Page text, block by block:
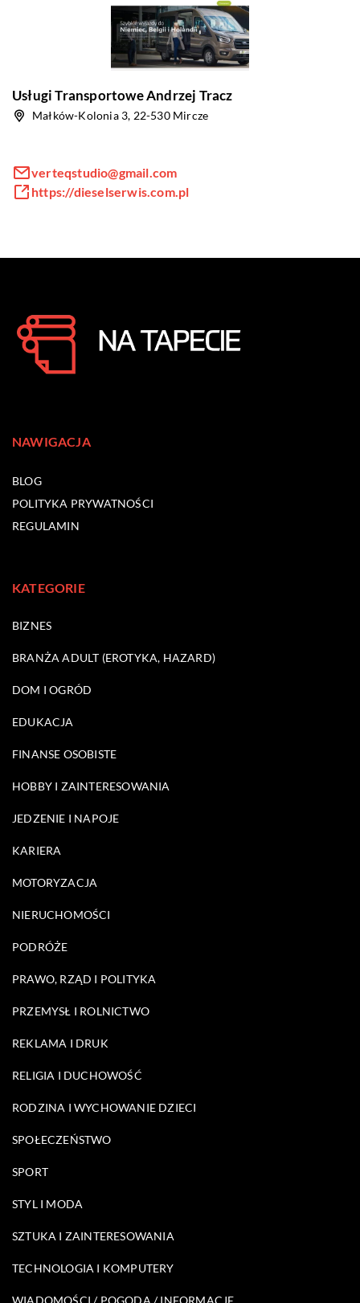
Usługi Transportowe Andrzej Tracz
Małków-Kolonia 3, 22-530 Mircze
verteqstudio@gmail.com
https://dieselserwis.com.pl
NAWIGACJA
BLOG
POLITYKA PRYWATNOŚCI
REGULAMIN
KATEGORIE
BIZNES
BRANŻA ADULT (EROTYKA, HAZARD)
DOM I OGRÓD
EDUKACJA
FINANSE OSOBISTE
HOBBY I ZAINTERESOWANIA
JEDZENIE I NAPOJE
KARIERA
MOTORYZACJA
NIERUCHOMOŚCI
PODRÓŻE
PRAWO, RZĄD I POLITYKA
PRZEMYSŁ I ROLNICTWO
REKLAMA I DRUK
RELIGIA I DUCHOWOŚĆ
RODZINA I WYCHOWANIE DZIECI
SPOŁECZEŃSTWO
SPORT
STYL I MODA
SZTUKA I ZAINTERESOWANIA
TECHNOLOGIA I KOMPUTERY
WIADOMOŚCI / POGODA / INFORMACJE